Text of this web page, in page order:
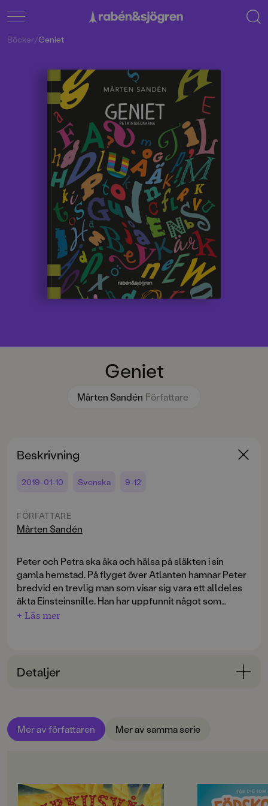
Geniet
Mårten Sandén Författare
Böcker/Geniet
Beskrivning
2019-01-10 Svenska 9-12
FÖRFATTARE
Mårten Sandén
Peter och Petra ska åka och hälsa på släkten i sin
gamla hemstad. På flyget över Atlanten hamnar Peter
bredvid en trevlig man som visar sig vara ett alldeles
äkta Einsteinsnille. Han har uppfunnit något som
många verkar vara ute efter ...
+ Läs mer
Detaljer
ÅLDERSGRUPP
9-12
SPRÅK
Mer av författaren Mer av samma serie
OM BOKEN OM BOKEN